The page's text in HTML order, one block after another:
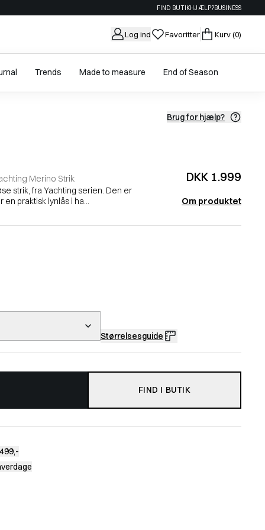
FIND BUTIKHJÆLP?BUSINESS
Log ind Favoritter Kurv(0)
Trends Made to measure End of Season
Brug for hjælp?
Merino Strik DKK 1.999
strik, fra Yachting serien. Den er
praktisk lynlås i ha...
Om produktet
Størrelsesguide
FIND I BUTIK